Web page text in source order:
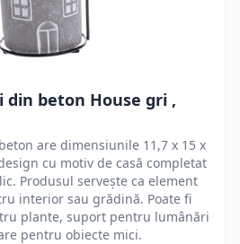
din beton House gri ,
are dimensiunile 11,7 x 15 x
cu motiv de casă completat
Produsul servește ca element
interior sau grădină. Poate fi
plante, suport pentru lumânări
pentru obiecte mici.